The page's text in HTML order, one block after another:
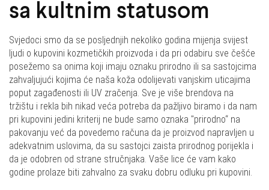
sa kultnim statusom
Svjedoci smo da se posljednjih nekoliko godina mijenja svijest
ljudi o kupovini kozmetičkih proizvoda i da pri odabiru sve češće
posežemo sa onima koji imaju oznaku prirodno ili sa sastojcima
zahvaljujući kojima će naša koža odolijevati vanjskim uticajima
poput zagađenosti ili UV zračenja. Sve je više brendova na
tržištu i rekla bih nikad veća potreba da pažljivo biramo i da nam
pri kupovini jedini kriterij ne bude samo oznaka "prirodno“ na
pakovanju već da povedemo računa da je proizvod napravljen u
adekvatnim uslovima, da su sastojci zaista prirodnog porijekla i
da je odobren od strane stručnjaka. Vaše lice će vam kako
godine prolaze biti zahvalno za svaku dobru odluku pri kupovini.